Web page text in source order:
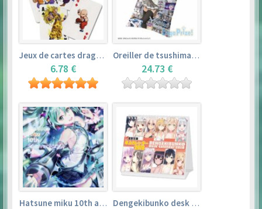
Jeux de cartes dragon ball
6.78 €
Oreiller de tsushima yoshiko (35cm×53cm) – love live! sunshine!!
24.73 €
Hatsune miku 10th anniversary book Dengekibunko desk calendar 2018